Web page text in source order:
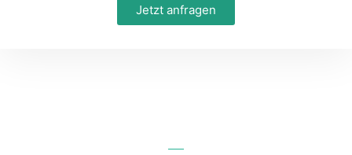
Jetzt anfragen